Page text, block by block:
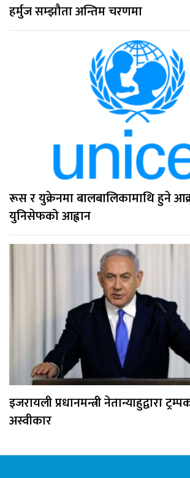
हर्मुज सम्झौता अन्तिम चरणमा
रूस र युक्रेनमा बालबालिकामाथि हुने
युनिसेफको आह्वान
इजरायली प्रधानमन्त्री नेतान्याहुद्वारा
अस्वीकार